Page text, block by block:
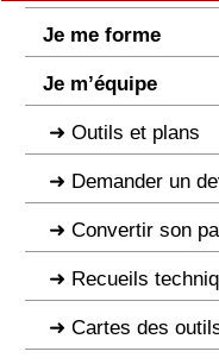
Je me forme
Je m’équipe
Outils et plans
Demander un
Convertir son
Recueils
Cartes des